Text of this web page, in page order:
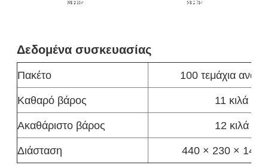
Δεδομένα συσκευασίας
Πακέτο
100 τεμάχια ανά
Καθαρό βάρος
11 κιλά
Ακαθάριστο βάρος
12 κιλά
Διάσταση
440 × 230 × 140